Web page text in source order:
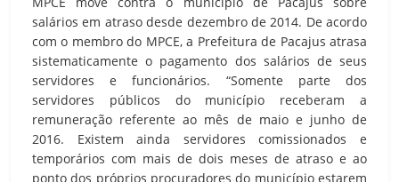
salários em atraso desde dezembro de 2014. De acordo
com o membro do MPCE, a Prefeitura de Pacajus atrasa
sistematicamente o pagamento dos salários de seus
servidores e funcionários. “Somente parte dos
servidores públicos do município receberam a
remuneração referente ao mês de maio e junho de
2016. Existem ainda servidores comissionados e
temporários com mais de dois meses de atraso e ao
ponto dos próprios procuradores do município estarem